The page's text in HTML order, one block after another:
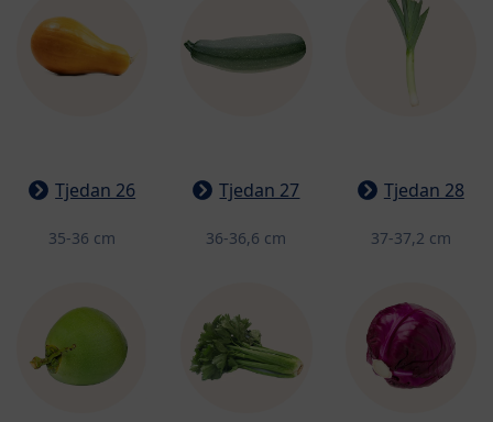
Tjedan 26
35-36 cm
Tjedan 27
36-36,6 cm
Tjedan 28
37-37,2 cm